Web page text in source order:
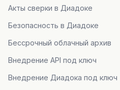
Акты сверки в Диадоке
Безопасность в Диадоке
Бессрочный облачный архив
Внедрение API под ключ
Внедрение Диадока под ключ